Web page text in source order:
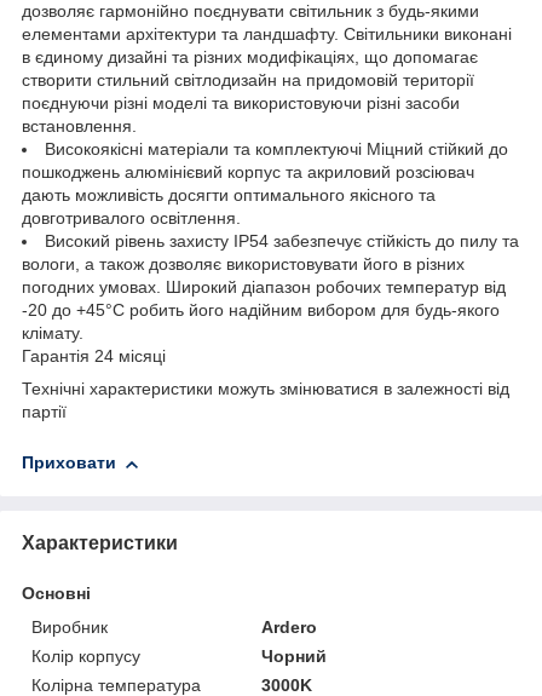
дозволяє гармонійно поєднувати світильник з будь-якими
елементами архітектури та ландшафту. Світильники виконані
в єдиному дизайні та різних модифікаціях, що допомагає
створити стильний світлодизайн на придомовій території
поєднуючи різні моделі та використовуючи різні засоби
встановлення.
Високоякісні матеріали та комплектуючі Міцний стійкий до
пошкоджень алюмінієвий корпус та акриловий розсіювач
дають можливість досягти оптимального якісного та
довготривалого освітлення.
Високий рівень захисту IP54 забезпечує стійкість до пилу та
вологи, а також дозволяє використовувати його в різних
погодних умовах. Широкий діапазон робочих температур від
-20 до +45°C робить його надійним вибором для будь-якого
клімату.
Гарантія 24 місяці
Технічні характеристики можуть змінюватися в залежності від
партії
Приховати
Характеристики
Основні
Виробник
Ardero
Колір корпусу
Чорний
Колірна температура
3000K